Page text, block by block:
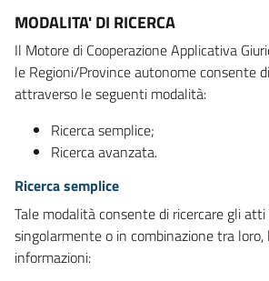
MODALITA' DI RICERCA
Il Motore di Cooperazione Applicativa
le Regioni/Province autonome consente
attraverso le seguenti modalità:
Ricerca semplice;
Ricerca avanzata.
Ricerca semplice
Tale modalità consente di ricercare gli
singolarmente o in combinazione tra
informazioni: